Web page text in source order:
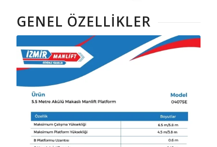
GENEL ÖZELLIKLER